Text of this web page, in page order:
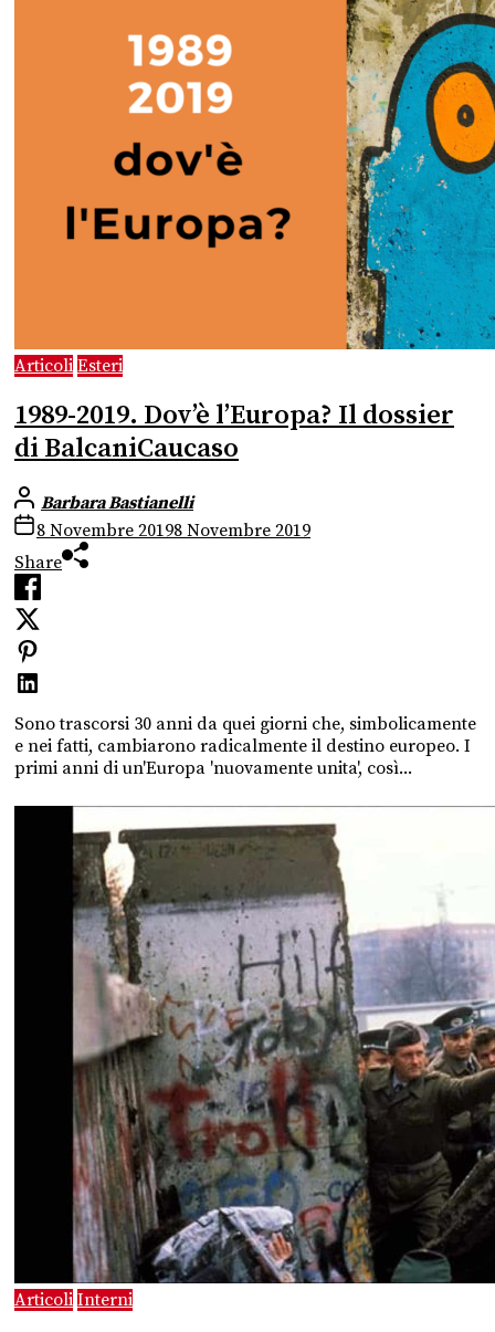
Articoli Esteri
1989-2019. Dov’è l’Europa? Il dossier
di BalcaniCaucaso
Barbara Bastianelli
8 Novembre 20198 Novembre 2019
Share
Sono trascorsi 30 anni da quei giorni che, simbolicamente
e nei fatti, cambiarono radicalmente il destino europeo. I
primi anni di un'Europa 'nuovamente unita', così...
Articoli Interni